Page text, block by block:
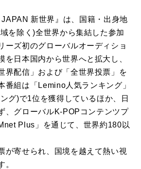
JAPAN 新世界』は、国籍・出身地
を除く)全世界から集結した参加
ーズ初のグローバルオーディショ
を日本国内から世界へと拡大し、
界配信」および「全世界投票」を
番組は「Lemino人気ランキング」
グ)で1位を獲得しているほか、日
、グローバルK-POPコンテンツプ
Plus」を通じて、世界約180以
が寄せられ、国境を越えて熱い視
。